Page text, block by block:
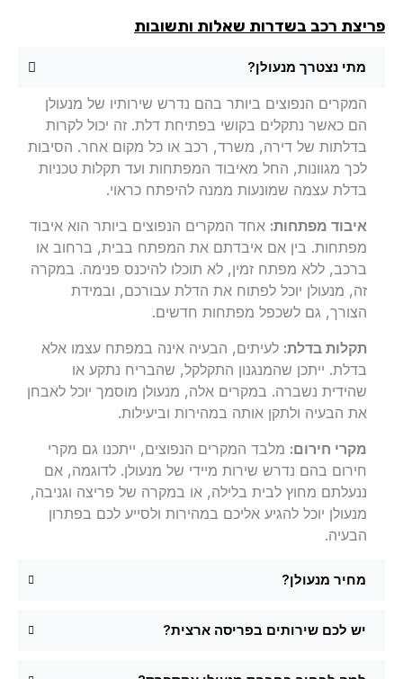
רכב בשדרות שאלות ותשובות
מתי נצטרך מנעולן?
המקרים הנפוצים ביותר בהם נדרש שירותיו של מנעולן
הם כאשר נתקלים בקושי בפתיחת דלת. זה יכול לקרות
בדלתות של דירה, משרד, רכב או כל מקום אחר. הסיבות
לכך מגוונות, החל מאיבוד המפתחות ועד תקלות טכניות
בדלת עצמה שמונעות ממנה להיפתח כראוי.
איבוד מפתחות:אחד המקרים הנפוצים ביותר הוא איבוד
מפתחות. בין אם איבדתם את המפתח בבית, ברחוב או
ברכב, ללא מפתח זמין, לא תוכלו להיכנס פנימה. במקרה
זה, מנעולן יוכל לפתוח את הדלת עבורכם, ובמידת
הצורך, גם לשכפל מפתחות חדשים.
תקלות בדלת:לעיתים, הבעיה אינה במפתח עצמו אלא
בדלת. ייתכן שהמנגנון התקלקל, שהבריח נתקע או
שהידית נשברה. במקרים אלה, מנעולן מוסמך יוכל לאבחן
את הבעיה ולתקן אותה במהירות וביעילות.
מקרי חירום:מלבד המקרים הנפוצים, ייתכנו גם מקרי
חירום בהם נדרש שירות מיידי של מנעולן. לדוגמה, אם
ננעלתם מחוץ לבית בלילה, או במקרה של פריצה וגניבה,
מנעולן יוכל להגיע אליכם במהירות ולסייע לכם בפתרון
הבעיה.
מחיר מנעולן?
יש לכם שירותים בפריסה ארצית?